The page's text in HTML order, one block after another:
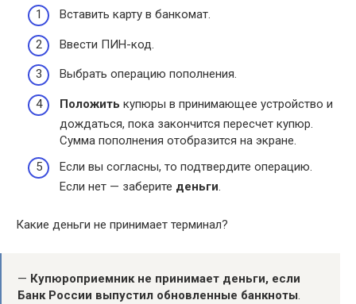
Вставить карту в банкомат.
Ввести ПИН-код.
Выбрать операцию пополнения.
Положить купюры в принимающее устройство и
дождаться, пока закончится пересчет купюр.
Сумма пополнения отобразится на экране.
Если вы согласны, то подтвердите операцию.
Если нет — заберите деньги.
Какие деньги не принимает терминал?
— Купюроприемник не принимает деньги, если
Банк России выпустил обновленные банкноты.